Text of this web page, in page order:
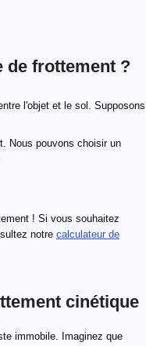
de frottement ?
l'objet et le sol. Supposons
Nous pouvons choisir un
! Si vous souhaitez
notre calculateur de
cinétique
immobile. Imaginez que